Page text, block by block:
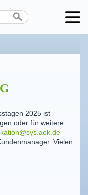
2025 ist
oder für weitere
Vielen